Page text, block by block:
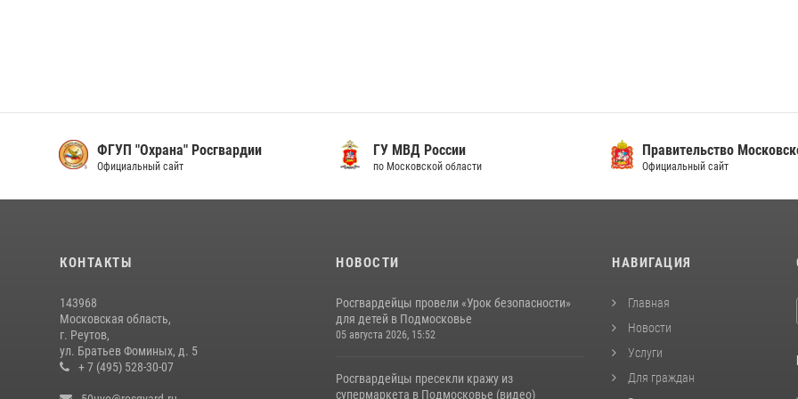
ФГУП "Охрана" Росгвардии
Официальный сайт
ГУ МВД России
по Московской области
Правительство
Официальный сайт
КОНТАКТЫ
143968
Московская область,
г. Реутов,
ул. Братьев Фоминых, д. 5
+ 7 (495) 528-30-07
НОВОСТИ
Росгвардейцы провели «Урок безопасности»
для детей в Подмосковье
05 августа 2026, 15:52
Росгвардейцы пресекли кражу из
супермаркета в Подмосковье (видео)
НАВИГАЦИЯ
Главная
Новости
Услуги
Для граждан